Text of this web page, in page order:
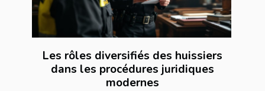
Les rôles diversifiés des huissiers
dans les procédures juridiques
modernes